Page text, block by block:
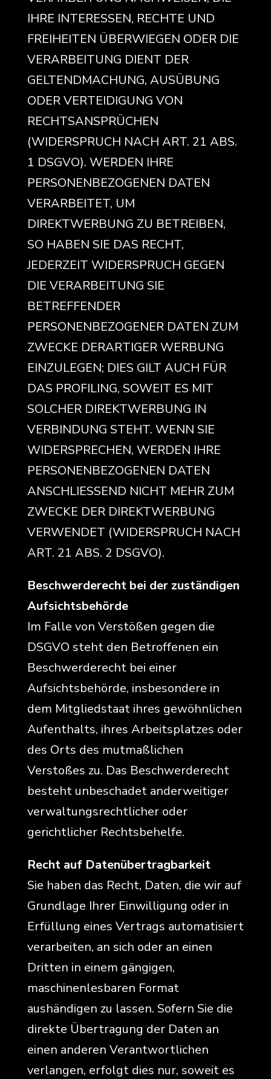
IHRE INTERESSEN, RECHTE UND
FREIHEITEN ÜBERWIEGEN ODER DIE
VERARBEITUNG DIENT DER
GELTENDMACHUNG, AUSÜBUNG
ODER VERTEIDIGUNG VON
RECHTSANSPRÜCHEN
(WIDERSPRUCH NACH ART. 21 ABS.
1 DSGVO). WERDEN IHRE
PERSONENBEZOGENEN DATEN
VERARBEITET, UM
DIREKTWERBUNG ZU BETREIBEN,
SO HABEN SIE DAS RECHT,
JEDERZEIT WIDERSPRUCH GEGEN
DIE VERARBEITUNG SIE
BETREFFENDER
PERSONENBEZOGENER DATEN ZUM
ZWECKE DERARTIGER WERBUNG
EINZULEGEN; DIES GILT AUCH FÜR
DAS PROFILING, SOWEIT ES MIT
SOLCHER DIREKTWERBUNG IN
VERBINDUNG STEHT. WENN SIE
WIDERSPRECHEN, WERDEN IHRE
PERSONENBEZOGENEN DATEN
ANSCHLIESSEND NICHT MEHR ZUM
ZWECKE DER DIREKTWERBUNG
VERWENDET (WIDERSPRUCH NACH
ART. 21 ABS. 2 DSGVO).
Beschwerde­recht bei der zuständigen
Aufsichts­behörde
Im Falle von Verstößen gegen die
DSGVO steht den Betroffenen ein
Beschwerderecht bei einer
Aufsichtsbehörde, insbesondere in
dem Mitgliedstaat ihres gewöhnlichen
Aufenthalts, ihres Arbeitsplatzes oder
des Orts des mutmaßlichen
Verstoßes zu. Das Beschwerderecht
besteht unbeschadet anderweitiger
verwaltungsrechtlicher oder
gerichtlicher Rechtsbehelfe.
Recht auf Daten­übertrag­barkeit
Sie haben das Recht, Daten, die wir auf
Grundlage Ihrer Einwilligung oder in
Erfüllung eines Vertrags automatisiert
verarbeiten, an sich oder an einen
Dritten in einem gängigen,
maschinenlesbaren Format
aushändigen zu lassen. Sofern Sie die
direkte Übertragung der Daten an
einen anderen Verantwortlichen
verlangen, erfolgt dies nur, soweit es